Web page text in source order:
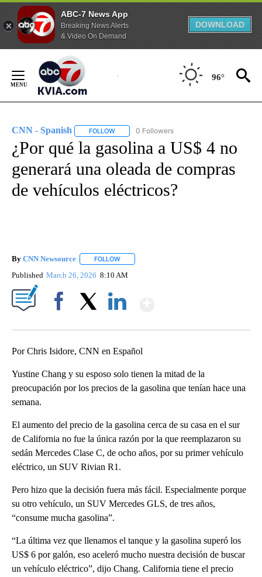
ABC-7 News App
Breaking News Alerts
& Video On Demand
DOWNLOAD
Content
96°
CNN - Spanish FOLLOW FOLLOW "CNN - SPANISH" TO RECEIVE
0 Followers
¿Por qué la gasolina a US$ 4 no
generará una oleada de compras
de vehículos eléctricos?
By CNN Newsource FOLLOW
Published March 26, 2026 8:10 AM
Por Chris Isidore, CNN en Español
Yustine Chang y su esposo solo tienen la mitad de la
preocupación por los precios de la gasolina que tenían hace una
semana.
El aumento del precio de la gasolina cerca de su casa en el sur
de California no fue la única razón por la que reemplazaron su
sedán Mercedes Clase C, de ocho años, por su primer vehículo
eléctrico, un SUV Rivian R1.
Pero hizo que la decisión fuera más fácil. Especialmente porque
su otro vehículo, un SUV Mercedes GLS, de tres años,
“consume mucha gasolina”.
“La última vez que llenamos el tanque y la gasolina superó los
US$ 6 por galón, eso aceleró mucho nuestra decisión de buscar
un vehículo eléctrico”, dijo Chang. California tiene el precio